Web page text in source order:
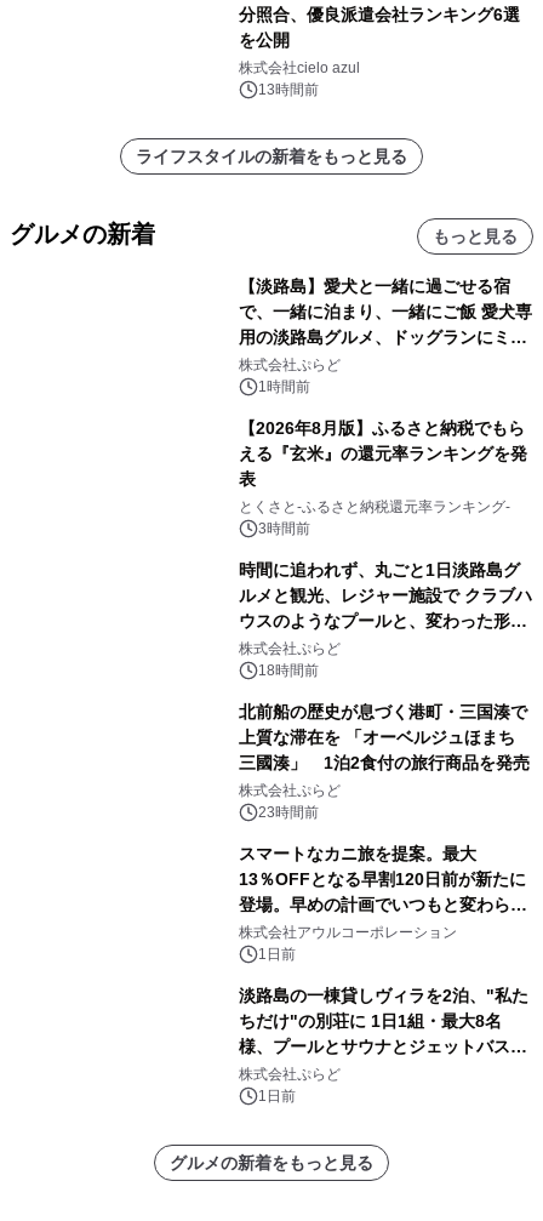
分照合、優良派遣会社ランキング6選
を公開
株式会社cielo azul
13時間前
ライフスタイルの新着をもっと見る
グルメの新着 もっと見る
【淡路島】愛犬と一緒に過ごせる宿
で、一緒に泊まり、一緒にご飯 愛犬専
用の淡路島グルメ、ドッグランにミニ
プール グランピングとトレーラーハウ
スの2施設で
株式会社ぷらど
1時間前
【2026年8月版】ふるさと納税でもら
える『玄米』の還元率ランキングを発
表
とくさと-ふるさと納税還元率ランキング-
3時間前
時間に追われず、丸ごと1日淡路島グ
ルメと観光、レジャー施設で クラブハ
ウスのようなプールと、変わった形の
サウナも 「THE BOXY AWAJI」のお
得な素泊まり連泊プランで
株式会社ぷらど
18時間前
北前船の歴史が息づく港町・三国湊で
上質な滞在を 「オーベルジュほまち
三國湊」 1泊2食付の旅行商品を発売
株式会社ぷらど
23時間前
スマートなカニ旅を提案。最大
13％OFFとなる早割120日前が新たに
登場。早めの計画でいつもと変わらぬ
大人の冬旅を。ー夕日ヶ浦温泉「佳松
苑 別邸ふうか」ー
株式会社アウルコーポレーション
1日前
淡路島の一棟貸しヴィラを2泊、"私た
ちだけ"の別荘に 1日1組・最大8名
様、プールとサウナとジェットバス付
きで Villa Mon Temps AWAJIの連泊
素泊りプラン
株式会社ぷらど
1日前
グルメの新着をもっと見る